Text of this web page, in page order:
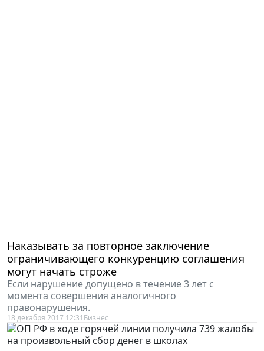
Наказывать за повторное заключение
ограничивающего конкуренцию соглашения
могут начать строже
Если нарушение допущено в течение 3 лет с
момента совершения аналогичного
правонарушения.
18 декабря 2017 12:31 Бизнес